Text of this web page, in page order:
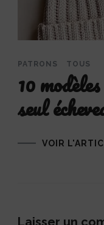
PATRONS TOUS
10
seul
VOIR
Laisser un